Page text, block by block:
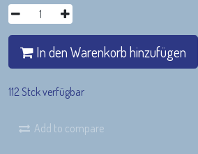
In den Warenkorb hinzufügen
112 Stck verfügbar
Add to compare